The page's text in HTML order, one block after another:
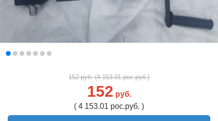
152 руб. (4 153.01 рос.руб.)
152 руб.
( 4 153.01 рос.руб. )